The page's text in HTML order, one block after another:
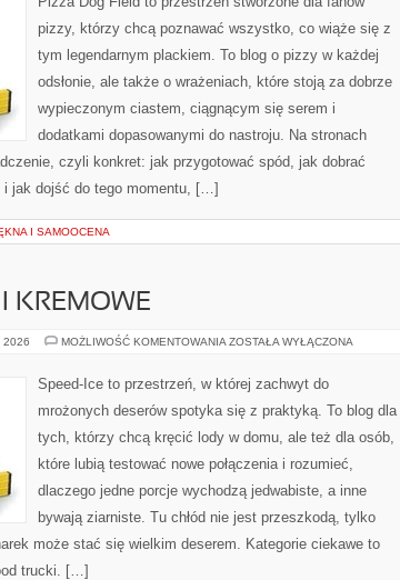
pizzy, którzy chcą poznawać wszystko, co wiąże się z
tym legendarnym plackiem. To blog o pizzy w każdej
odsłonie, ale także o wrażeniach, które stoją za dobrze
wypieczonym ciastem, ciągnącym się serem i
dodatkami dopasowanymi do nastroju. Na stronach
czyli konkret: jak przygotować spód, jak dobrać
i jak dojść do tego momentu, […]
I SAMOOCENA
KREMOWE
2026 MOŻLIWOŚĆ KOMENTOWANIA LODY
KREMOWE
ZOSTAŁA WYŁĄCZONA
Speed-Ice to przestrzeń, w której zachwyt do
mrożonych deserów spotyka się z praktyką. To blog dla
tych, którzy chcą kręcić lody w domu, ale też dla osób,
które lubią testować nowe połączenia i rozumieć,
dlaczego jedne porcje wychodzą jedwabiste, a inne
bywają ziarniste. Tu chłód nie jest przeszkodą, tylko
może stać się wielkim deserem. Kategorie ciekawe to
trucki. […]